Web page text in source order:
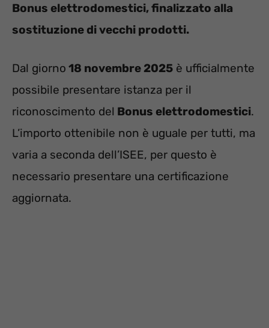
Bonus elettrodomestici, finalizzato alla
sostituzione di vecchi prodotti.
Dal giorno 18 novembre 2025 è ufficialmente
possibile presentare istanza per il
riconoscimento del Bonus elettrodomestici.
L’importo ottenibile non è uguale per tutti, ma
varia a seconda dell’ISEE, per questo è
necessario presentare una certificazione
aggiornata.